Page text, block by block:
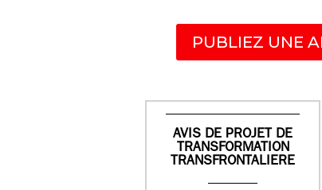
PUBLIEZ UNE
AVIS DE PROJET DE
TRANSFORMATION
TRANSFRONTALIERE